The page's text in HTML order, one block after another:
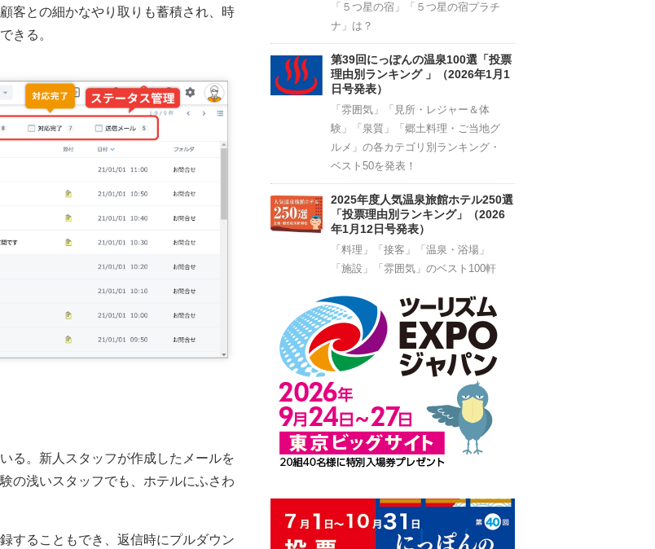
客との細かなやり取りも蓄積され、時
きる。
る。新人スタッフが作成したメールを
の浅いスタッフでも、ホテルにふさわ
することもでき、返信時にプルダウン
「５つ星の宿」「５つ星の宿プラチ
ナ」は？
第39回にっぽんの温泉100選「投票
理由別ランキング 」（2026年1月1
日号発表）
「雰囲気」「見所・レジャー＆体
験」「泉質」「郷土料理・ご当地グ
ルメ」の各カテゴリ別ランキング・
ベスト50を発表！
2025年度人気温泉旅館ホテル250選
「投票理由別ランキング」（2026
年1月12日号発表）
「料理」「接客」「温泉・浴場」
「施設」「雰囲気」のベスト100軒